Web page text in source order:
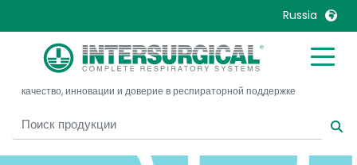
Russia
United Kingdom
United States
Italia
качество, инновации и доверие в респираторной поддержке